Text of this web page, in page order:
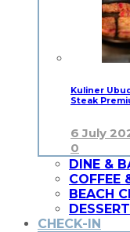
Kuliner
Steak
6 July
0
DINE &
COFFEE
BEACH
DESSERT
CHECK-IN